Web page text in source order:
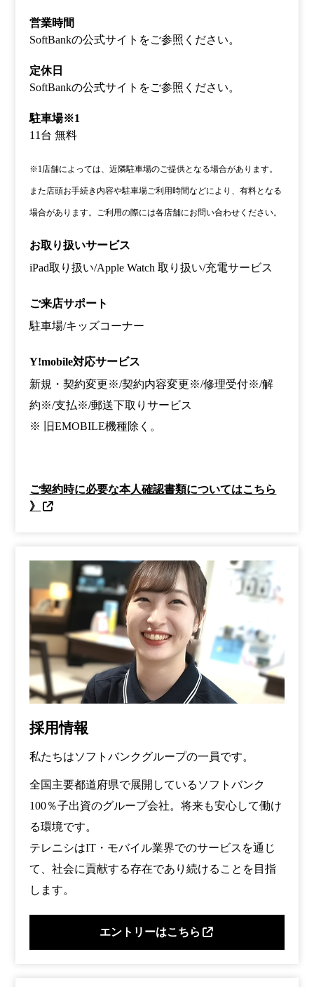
営業時間
SoftBankの公式サイトをご参照ください。
定休日
SoftBankの公式サイトをご参照ください。
駐車場※1
11台 無料
※1店舗によっては、近隣駐車場のご提供となる場合があります。
また店頭お手続き内容や駐車場ご利用時間などにより、有料となる
場合があります。ご利用の際には各店舗にお問い合わせください。
お取り扱いサービス
iPad取り扱い/Apple Watch 取り扱い/充電サービス
ご来店サポート
駐車場/キッズコーナー
Y!mobile対応サービス
新規・契約変更※/契約内容変更※/修理受付※/解
約※/支払※/郵送下取りサービス
※ 旧EMOBILE機種除く。
ご契約時に必要な本人確認書類についてはこちら
》
採用情報
私たちはソフトバンクグループの一員です。
全国主要都道府県で展開しているソフトバンク
100％子出資のグループ会社。将来も安心して働け
る環境です。
テレニシはIT・モバイル業界でのサービスを通じ
て、社会に貢献する存在であり続けることを目指
します。
エントリーはこちら